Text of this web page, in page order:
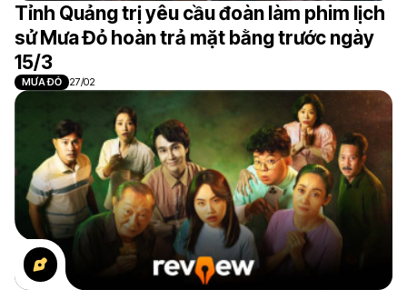
Tỉnh Quảng trị yêu cầu đoàn làm phim lịch
sử Mưa Đỏ hoàn trả mặt bằng trước ngày
15/3
MƯA ĐỎ 27/02